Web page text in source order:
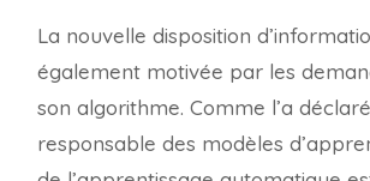
La nouvelle disposition
également motivée par les
son algorithme. Comme l’a
responsable des modèles